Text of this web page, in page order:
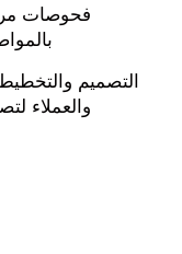
فحوصات
التصميم
والعملاء